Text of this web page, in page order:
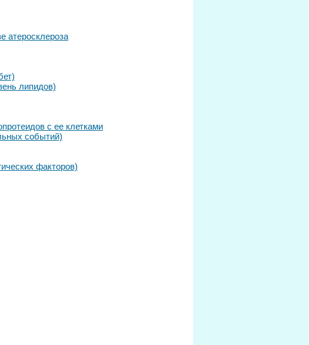
атеросклероза
липидов)
с ее клетками
событий)
факторов)